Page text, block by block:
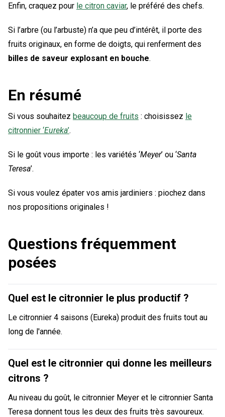
Enfin, craquez pour le citron caviar, le préféré des chefs.
Si l’arbre (ou l’arbuste) n’a que peu d’intérêt, il porte des
fruits originaux, en forme de doigts, qui renferment des
billes de saveur explosant en bouche.
En résumé
Si vous souhaitez beaucoup de fruits : choisissez le
citronnier ‘Eureka’.
Si le goût vous importe : les variétés ‘Meyer’ ou ‘Santa
Teresa’.
Si vous voulez épater vos amis jardiniers : piochez dans
nos propositions originales !
Questions fréquemment
posées
Quel est le citronnier le plus productif ?
Le citronnier 4 saisons (Eureka) produit des fruits tout au
long de l'année.
Quel est le citronnier qui donne les meilleurs
citrons ?
Au niveau du goût, le citronnier Meyer et le citronnier Santa
Teresa donnent tous les deux des fruits très savoureux.